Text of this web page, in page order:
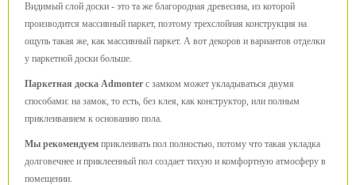
Видимый слой доски - это та же благородная древесина, из которой
производится массивный паркет, поэтому трехслойная конструкция на
ощупь такая же, как массивный паркет. А вот декоров и вариантов отделки
у паркетной доски больше.
Паркетная доска Admonter с замком может укладываться двумя
способами: на замок, то есть, без клея, как конструктор, или полным
приклеиванием к основанию пола.
Мы рекомендуем приклеивать пол полностью, потому что такая укладка
долговечнее и приклеенный пол создает тихую и комфортную атмосферу в
помещении.